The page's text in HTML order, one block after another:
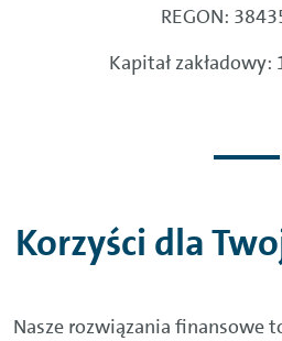
REGON:
Kapitał zakładowy:
Korzyści dla
Nasze rozwiązania finansowe